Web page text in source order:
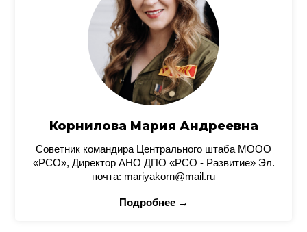
Корнилова Мария Андреевна
Советник командира Центрального штаба МООО
«РСО», Директор АНО ДПО «РСО - Развитие» Эл.
почта: mariyakorn@mail.ru
Подробнее →